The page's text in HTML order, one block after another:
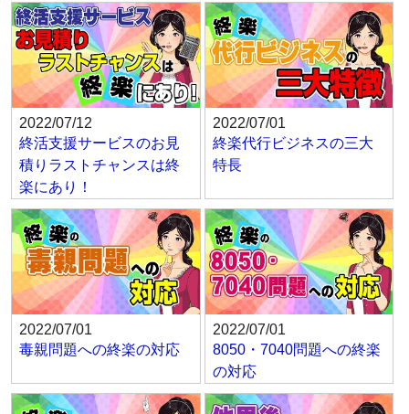
2022/07/12
終活支援サービスのお見
積りラストチャンスは終
楽にあり！
2022/07/01
終楽代行ビジネスの三大
特長
2022/07/01
毒親問題への終楽の対応
2022/07/01
8050・7040問題への終楽
の対応